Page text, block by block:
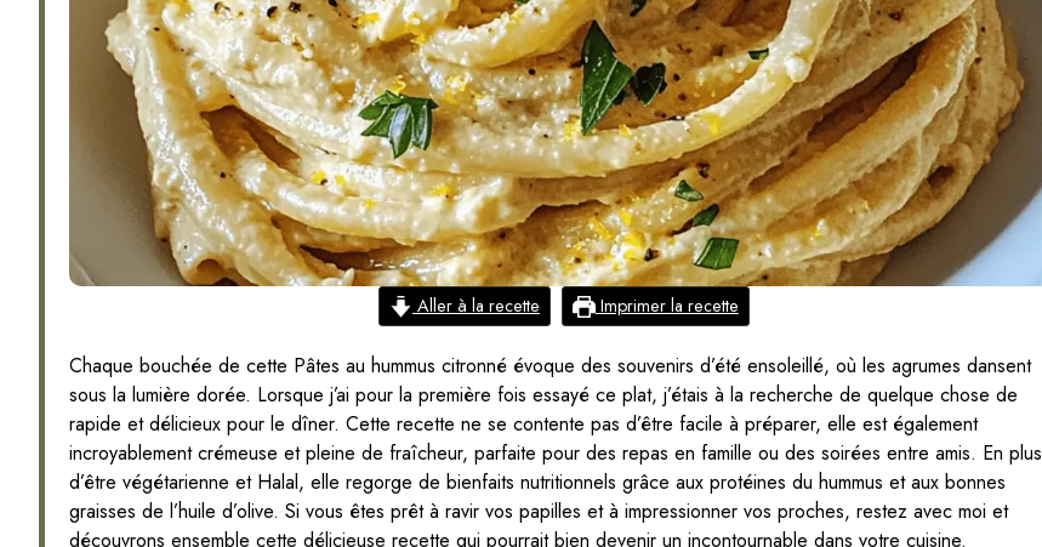
Aller à la recette Imprimer la recette
Chaque bouchée de cette Pâtes au hummus citronné évoque des souvenirs d’été ensoleillé, où les agrumes dansent
sous la lumière dorée. Lorsque j’ai pour la première fois essayé ce plat, j’étais à la recherche de quelque chose de
rapide et délicieux pour le dîner. Cette recette ne se contente pas d’être facile à préparer, elle est également
incroyablement crémeuse et pleine de fraîcheur, parfaite pour des repas en famille ou des soirées entre amis. En plus
d’être végétarienne et Halal, elle regorge de bienfaits nutritionnels grâce aux protéines du hummus et aux bonnes
graisses de l’huile d’olive. Si vous êtes prêt à ravir vos papilles et à impressionner vos proches, restez avec moi et
découvrons ensemble cette délicieuse recette qui pourrait bien devenir un incontournable dans votre cuisine.